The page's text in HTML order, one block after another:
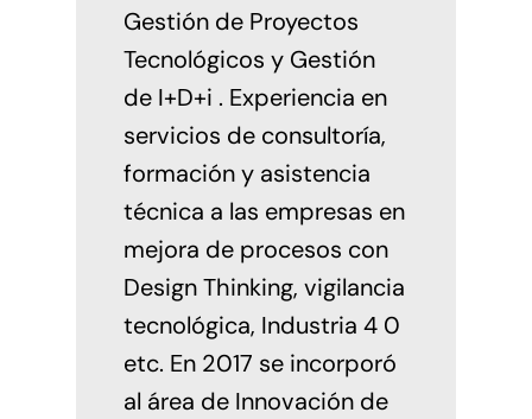
Gestión de Proyectos
Tecnológicos y Gestión
de I+D+i . Experiencia en
servicios de consultoría,
formación y asistencia
técnica a las empresas en
mejora de procesos con
Design Thinking, vigilancia
tecnológica, Industria 4 0
etc. En 2017 se incorporó
al área de Innovación de